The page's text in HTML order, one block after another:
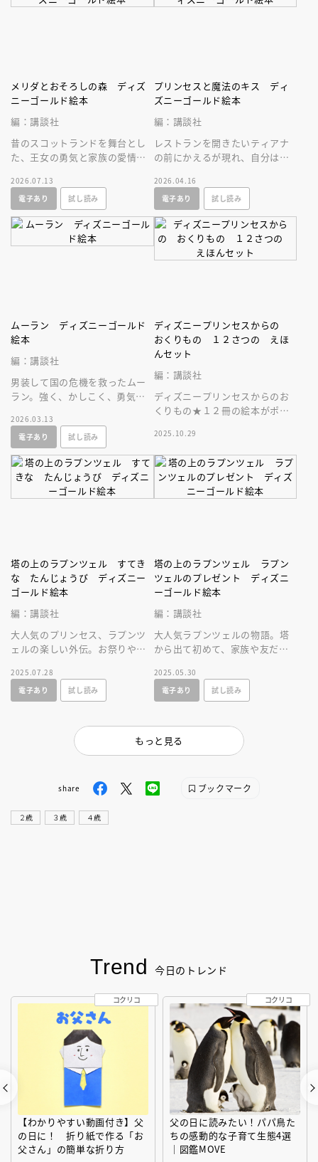
メリダとおそろしの森 ディズ
ニーゴールド絵本
編：講談社
昔のスコットランドを舞台とし
た、王女の勇気と家族の愛情の
ー賞受賞作のゴールド絵本、リ
ニューアル版
2026.07.13
電子あり
試し読み
プリンセスと魔法のキス ディ
ズニーゴールド絵本
編：講談社
レストランを開きたいティアナ
の前にかえるが現れ、自分は王
われキスすると、ティアナもか
えるに！
2026.04.16
電子あり
試し読み
ムーラン ディズニーゴールド
絵本
編：講談社
男装して国の危機を救ったムー
ラン。強く、かしこく、勇気あ
にぜひ読ませたい名作！
2026.03.13
電子あり
試し読み
ディズニープリンセスからの
おくりもの １２さつの えほ
んセット
編：講談社
ディズニープリンセスからのお
くりもの★１２冊の絵本がポケ
ペシャルな一冊。プレゼントに
も最適♪
2025.10.29
塔の上のラプンツェル すてき
な たんじょうび ディズニー
ゴールド絵本
編：講談社
大人気のプリンセス、ラプンツ
ェルの楽しい外伝。お祭りやお
載の物語！
2025.07.28
電子あり
試し読み
塔の上のラプンツェル ラプン
ツェルのプレゼント ディズニ
ーゴールド絵本
編：講談社
大人気ラプンツェルの物語。塔
から出て初めて、家族や友だち
台の、幸せな気持ちになれるお
話です。
2025.05.30
電子あり
試し読み
もっと見る
share ブックマーク
２歳 ３歳 ４歳
Trend 今日のトレンド
【わかりやすい動画付き】父
の日に！ 折り紙で作る「お
父さん」の簡単な折り方
コクリコ
父の日に読みたい！パパ鳥た
ちの感動的な子育て生態4選
｜図鑑MOVE
コクリコ